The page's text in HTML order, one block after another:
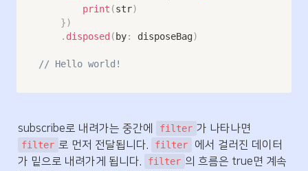
print (str)
})
. disposed ( by: disposeBag)
// Hello world!
subscribe로 내려가는 중간에 filter
filter 로 먼저 전달됩니다. filter
에서 걸러진 데이터
가 밑으로 내려가게 됩니다.
filter 의 흐름은 true면 계속